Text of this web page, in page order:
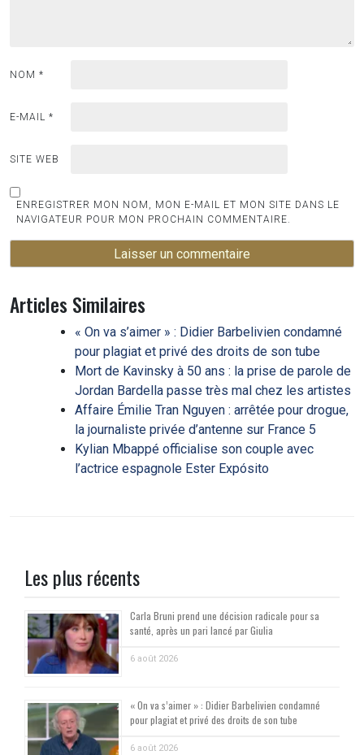
NOM *
E-MAIL *
SITE WEB
ENREGISTRER MON NOM, MON E-MAIL ET MON SITE DANS LE
NAVIGATEUR POUR MON PROCHAIN COMMENTAIRE.
Articles Similaires
« On va s’aimer » : Didier Barbelivien condamné
pour plagiat et privé des droits de son tube
Mort de Kavinsky à 50 ans : la prise de parole de
Jordan Bardella passe très mal chez les artistes
Affaire Émilie Tran Nguyen : arrêtée pour drogue,
la journaliste privée d’antenne sur France 5
Kylian Mbappé officialise son couple avec
l’actrice espagnole Ester Expósito
Les plus récents
Carla Bruni prend une décision radicale pour sa
santé, après un pari lancé par Giulia
6 août 2026
« On va s’aimer » : Didier Barbelivien condamné
pour plagiat et privé des droits de son tube
6 août 2026